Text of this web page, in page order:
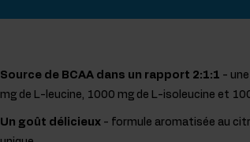
Source de BCAA dans un rapport 2:1:1 -
mg de L-leucine, 1000 mg de L-isoleucine et
Un goût délicieux - formule aromatisée au